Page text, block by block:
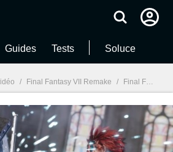
Guides Tests Soluce
/ Final Fantasy VII Remake / Final Fantasy 7 Remake : Trailer TGS 2019